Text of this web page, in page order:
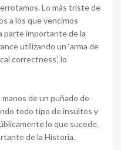
Lo más triste de
a los que vencimos
parte importante de la
utilizando un ‘arma de
correctness’, lo
de un puñado de
todo tipo de insultos y
lo que sucede.
de la Historia.